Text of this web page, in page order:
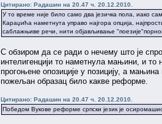
Цитирано: Радашин на 20.47 ч. 20.12.2010.
У то време није било само два језичка пола, иако
Караџића наметнута управо најгора опција,
саблажњиве речи, нити објављивање
С обзиром да се ради о нечему што је
интелигенцији то наметнула мањини, и то
прогоњене опозиције у позицију, а
пожељан образац било какве реформе.
Цитирано: Радашин на 20.47 ч. 20.12.2010.
Победом Вукове реформе српски језик је